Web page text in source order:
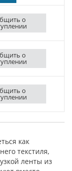
о
о
о
как
текстиля,
ленты из